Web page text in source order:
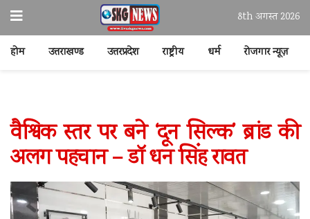
8th अगस्त 2026
होम उत्तराखण्ड उत्तरप्रदेश राष्ट्रीय धर्म रोजगार न्यूज़
वैश्विक स्तर पर बने ‘दून सिल्क’ ब्रांड की
अलग पहचान – डॉ धन सिंह रावत